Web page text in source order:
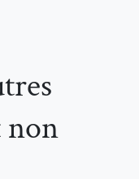
non